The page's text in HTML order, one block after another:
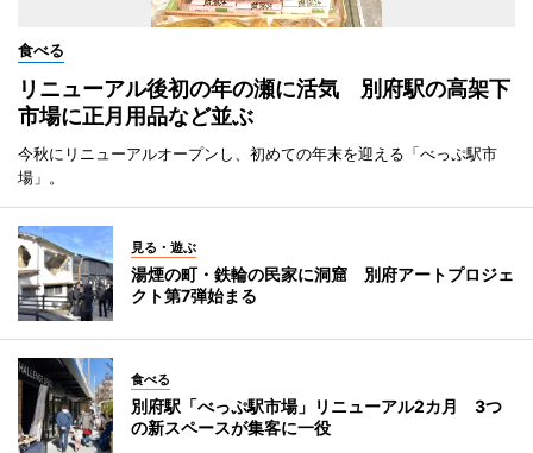
食べる
リニューアル後初の年の瀬に活気 別府駅の高架下
市場に正月用品など並ぶ
今秋にリニューアルオープンし、初めての年末を迎える「べっぷ駅市
場」。
見る・遊ぶ
湯煙の町・鉄輪の民家に洞窟 別府アートプロジェ
クト第7弾始まる
食べる
別府駅「べっぷ駅市場」リニューアル2カ月 3つ
の新スペースが集客に一役